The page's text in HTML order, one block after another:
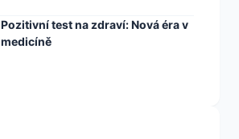
Pozitivní test na zdraví: Nová éra v
medicíně